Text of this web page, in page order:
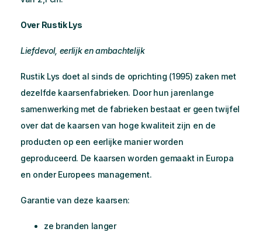
Over Rustik Lys
Liefdevol, eerlijk en ambachtelijk
Rustik Lys doet al sinds de oprichting (1995) zaken met
dezelfde kaarsenfabrieken. Door hun jarenlange
samenwerking met de fabrieken bestaat er geen twijfel
over dat de kaarsen van hoge kwaliteit zijn en de
producten op een eerlijke manier worden
geproduceerd. De kaarsen worden gemaakt in Europa
en onder Europees management.
Garantie van deze kaarsen:
ze branden langer